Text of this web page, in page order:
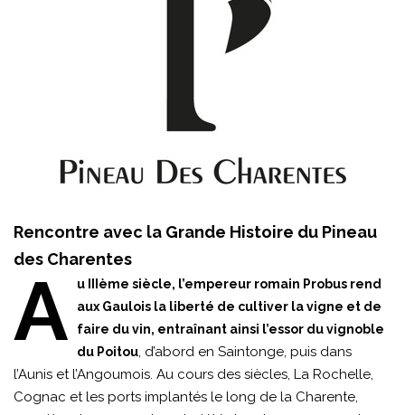
Rencontre avec la Grande Histoire du Pineau
des Charentes
A
u IIIème siècle, l’empereur romain Probus rend
aux Gaulois la liberté de cultiver la vigne et de
faire du vin, entraînant ainsi l’essor du vignoble
du Poitou, d’abord en Saintonge, puis dans
l’Aunis et l’Angoumois. Au cours des siècles, La Rochelle,
Cognac et les ports implantés le long de la Charente,